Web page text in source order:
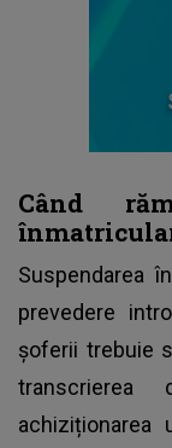
Când
Suspendarea
prevedere
șoferii trebuie
transcrierea
achiziționarea